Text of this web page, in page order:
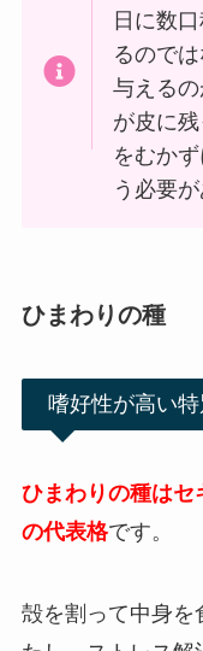
日に数
るので
与える
が皮に
をむか
う必要が
ひまわりの種
嗜好性が高い
ひまわりの種はセ
の代表格です。
殻を割って中身を